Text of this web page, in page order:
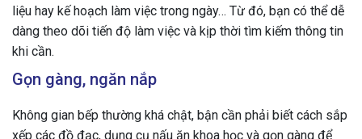
liệu hay kế hoạch làm việc trong ngày… Từ đó, bạn có thể dễ
dàng theo dõi tiến độ làm việc và kịp thời tìm kiếm thông tin
khi cần.
Gọn gàng, ngăn nắp
Không gian bếp thường khá chật, bận cần phải biết cách sắp
xếp các đồ đạc, dụng cụ nấu ăn khoa học và gọn gàng để